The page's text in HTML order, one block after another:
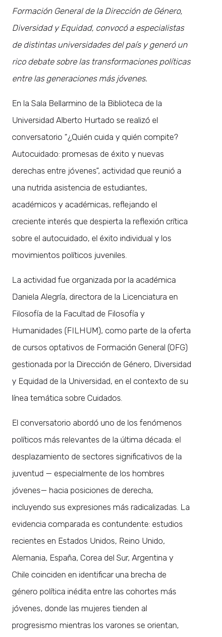
Formación General de la Dirección de Género,
Diversidad y Equidad, convocó a especialistas
de distintas universidades del país y generó un
rico debate sobre las transformaciones políticas
entre las generaciones más jóvenes.
En la Sala Bellarmino de la Biblioteca de la
Universidad Alberto Hurtado se realizó el
conversatorio “¿Quién cuida y quién compite?
Autocuidado: promesas de éxito y nuevas
derechas entre jóvenes”, actividad que reunió a
una nutrida asistencia de estudiantes,
académicos y académicas, reflejando el
creciente interés que despierta la reflexión crítica
sobre el autocuidado, el éxito individual y los
movimientos políticos juveniles.
La actividad fue organizada por la académica
Daniela Alegría, directora de la Licenciatura en
Filosofía de la Facultad de Filosofía y
Humanidades (FILHUM), como parte de la oferta
de cursos optativos de Formación General (OFG)
gestionada por la Dirección de Género, Diversidad
y Equidad de la Universidad, en el contexto de su
línea temática sobre Cuidados.
El conversatorio abordó uno de los fenómenos
políticos más relevantes de la última década: el
desplazamiento de sectores significativos de la
juventud — especialmente de los hombres
jóvenes— hacia posiciones de derecha,
incluyendo sus expresiones más radicalizadas. La
evidencia comparada es contundente: estudios
recientes en Estados Unidos, Reino Unido,
Alemania, España, Corea del Sur, Argentina y
Chile coinciden en identificar una brecha de
género política inédita entre las cohortes más
jóvenes, donde las mujeres tienden al
progresismo mientras los varones se orientan,